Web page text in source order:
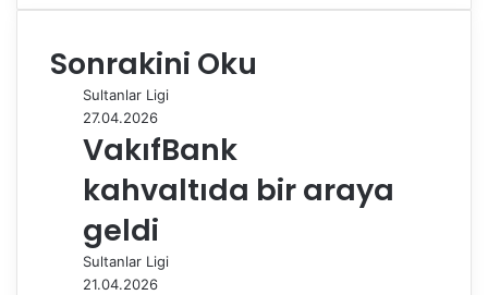
c
b
o
n
e
d
m
r
n
e
r
d
i
t
a
s
A
p
p
l
g
r
a
m
P
s
t
a
i
l
p
y
l
a
z
ı
r
Sonrakini Oku
Sultanlar Ligi
27.04.2026
VakıfBank
kahvaltıda bir araya
geldi
Sultanlar Ligi
21.04.2026